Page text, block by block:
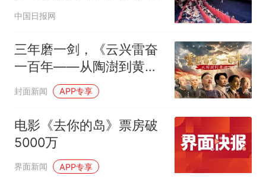
中国日报网
三年磨一剑，《云兴雷奋
一百年——从陶澍到黄
兴》主创揭秘幕后
封面新闻 APP专享
电影《去你的岛》票房破
5000万
界面新闻 APP专享